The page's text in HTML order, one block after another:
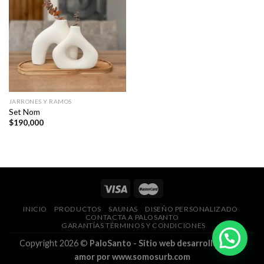
JARRONES Y RAMOS
Set Nom
$190,000
INICIO PRODUCTOS SAUNAS
DISEÑO PERSONALIZADO
CONTACTA A PALOSANTO
GARANTÍAS TÉRMINOS Y CONDICIONES
Copyright 2026 © PaloSanto - Sitio web desarrollado con
amor por www.somosurb.com